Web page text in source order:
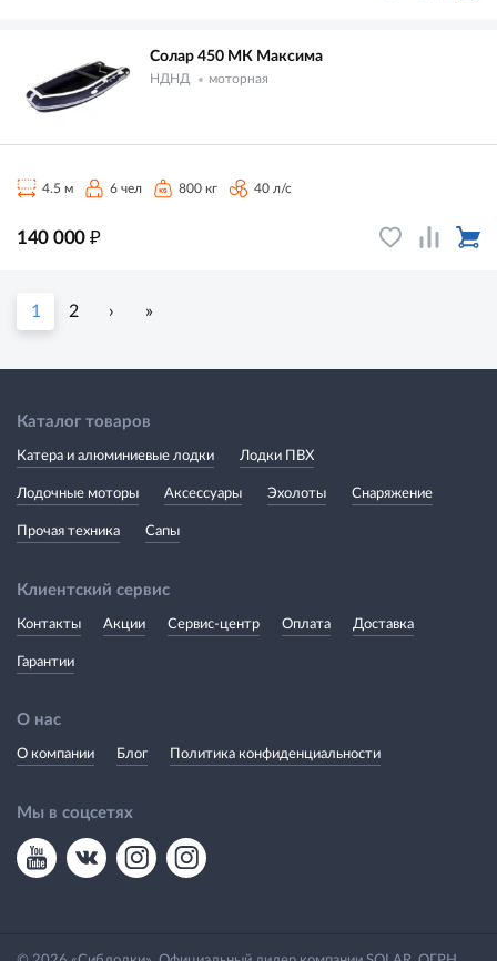
Солар 450 МК Максима
НДНД моторная
4.5 м 6 чел 800 кг 40 л/с
140 000 ₽
1 2 › »
Каталог товаров
Катера и алюминиевые лодки Лодки ПВХ
Лодочные моторы Аксессуары Эхолоты Снаряжение
Прочая техника Сапы
Клиентский сервис
Контакты Акции Сервис-центр Оплата Доставка
Гарантии
О нас
О компании Блог Политика конфиденциальности
Мы в соцсетях